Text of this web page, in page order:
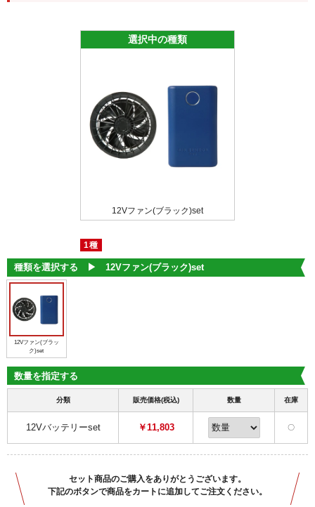
選択中の種類
12Vファン(ブラック)set
1種
種類を選択する ▶︎ 12Vファン(ブラック)set
12Vファン(ブラッ
ク)set
数量を指定する
分類 販売価格(税込) 数量 在庫
12Vバッテリーset ￥11,803 〇
セット商品のご購入をありがとうございます。
下記のボタンで商品をカートに追加してご注文ください。